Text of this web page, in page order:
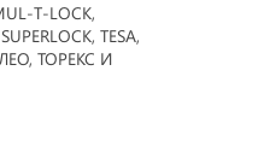
T-LOCK,
TESA,
ТОРЕКС И